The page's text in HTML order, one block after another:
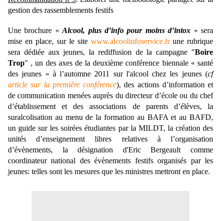
gestion des rassemblements festifs
Une brochure « Alcool, plus d’info pour moins d’intox » sera
mise en place, sur le site www.alcoolinfoservice.frune rubrique
sera dédiée aux jeunes, la rediffusion de la campagne "Boire
Trop" , un des axes de la deuxième conférence biennale « santé
des jeunes » à l’automne 2011 sur l'alcool chez les jeunes (cf
article sur la première conférence), des actions d’information et
de communication menées auprès du directeur d’école ou du chef
d’établissement et des associations de parents d’élèves, la
suralcolisation au menu de la formation au BAFA et au BAFD,
un guide sur les soirées étudiantes par la MILDT, la création des
unités d’enseignement libres relatives à l’organisation
d’évènements, la désignation d'Eric Bergeault comme
coordinateur national des évènements festifs organisés par les
jeunes: telles sont les mesures que les ministres mettront en place.